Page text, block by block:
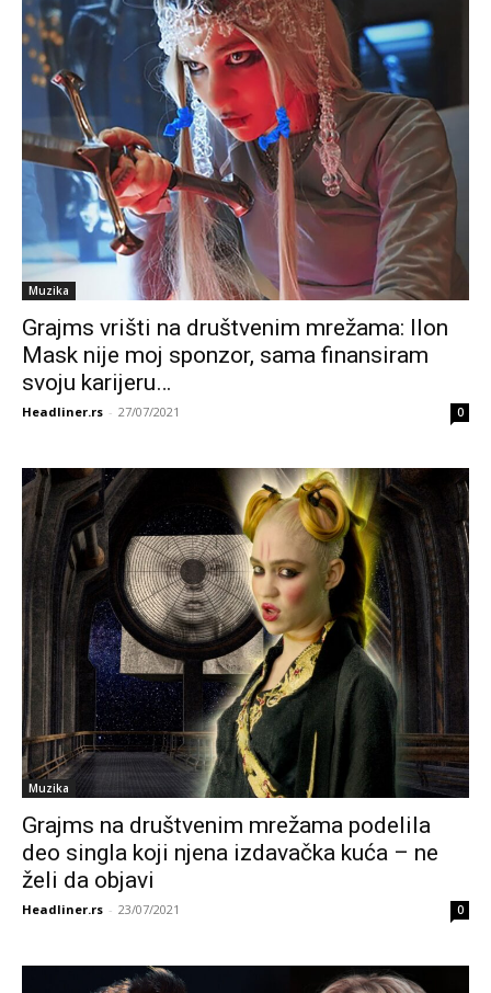
Muzika
Grajms vrišti na društvenim mrežama: Ilon
Mask nije moj sponzor, sama finansiram
svoju karijeru…
Headliner.rs - 27/07/2021 0
Muzika
Grajms na društvenim mrežama podelila
deo singla koji njena izdavačka kuća – ne
želi da objavi
Headliner.rs - 23/07/2021 0